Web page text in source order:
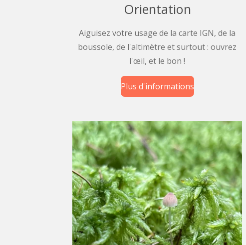
Orientation
Aiguisez votre usage de la carte IGN, de la
boussole, de l'altimètre et surtout : ouvrez
l'œil, et le bon !
Plus d'informations